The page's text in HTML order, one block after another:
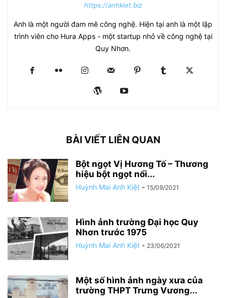
https://anhkiet.biz
Anh là một người đam mê công nghệ. Hiện tại anh là một lập
trình viên cho Hura Apps - một startup nhỏ về công nghệ tại
Quy Nhơn.
BÀI VIẾT LIÊN QUAN
Bột ngọt Vị Hương Tố – Thương
hiệu bột ngọt nổi...
Huỳnh Mai Anh Kiệt - 15/09/2021
Hình ảnh trường Đại học Quy
Nhơn trước 1975
Huỳnh Mai Anh Kiệt - 23/06/2021
Một số hình ảnh ngày xưa của
trường THPT Trưng Vương...